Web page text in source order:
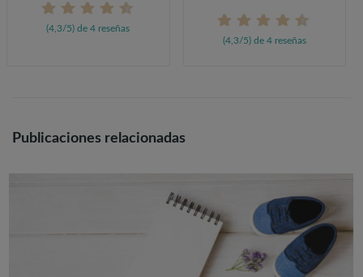
(4,3/5) de 4 reseñas
(4,3/5) de 4 reseñas
Publicaciones relacionadas